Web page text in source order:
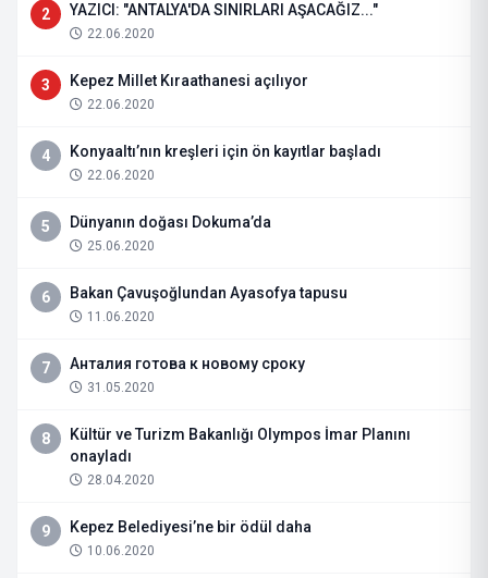
2 YAZICI: "ANTALYA'DA SINIRLARI AŞACAĞIZ..."
22.06.2020
3 Kepez Millet Kıraathanesi açılıyor
22.06.2020
4 Konyaaltı’nın kreşleri için ön kayıtlar başladı
22.06.2020
5 Dünyanın doğası Dokuma’da
25.06.2020
6 Bakan Çavuşoğlundan Ayasofya tapusu
11.06.2020
7 Анталия готова к новому сроку
31.05.2020
8
Kültür ve Turizm Bakanlığı Olympos İmar Planını
onayladı
28.04.2020
9 Kepez Belediyesi’ne bir ödül daha
10.06.2020